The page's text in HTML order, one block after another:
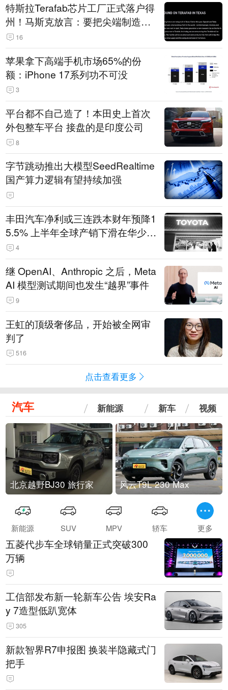
特斯拉Terafab芯片工厂正式落户得
州！马斯克放言：要把尖端制造带
回美国
16
苹果拿下高端手机市场65%的份
额：iPhone 17系列功不可没
3
平台都不自己造了！本田史上首次
外包整车平台 接盘的是印度公司
8
字节跳动推出大模型SeedRealtime
国产算力逻辑有望持续加强
丰田汽车净利或三连跌本财年预降1
5.5% 上半年全球产销下滑在华少卖
14.3万辆
4
继 OpenAI、Anthropic 之后，Meta
AI 模型测试期间也发生“越界”事件
9
王虹的顶级奢侈品，开始被全网审
判了
516
点击查看更多
汽车 新能源 新车 视频
北京越野BJ30 旅行家 风云T9L 230 Max
新能源 SUV MPV 轿车 更多
五菱代步车全球销量正式突破300
万辆
工信部发布新一轮新车公告 埃安Ra
y 7造型低趴宽体
305
新款智界R7申报图 换装半隐藏式门
把手